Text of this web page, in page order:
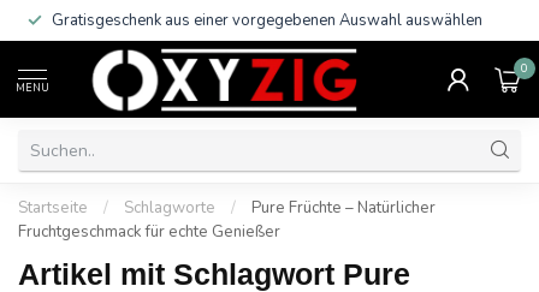
Gratisgeschenk aus einer vorgegebenen Auswahl auswählen
MENU
0
Startseite / Schlagworte /
Pure Früchte – Natürlicher
Fruchtgeschmack für echte Genießer
Artikel mit Schlagwort Pure